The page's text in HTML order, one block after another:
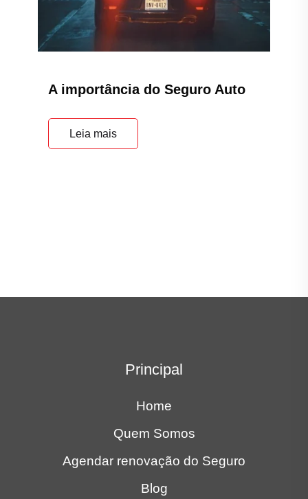
A importância do Seguro Auto
Leia mais
Principal
Home
Quem Somos
Agendar renovação do Seguro
Blog